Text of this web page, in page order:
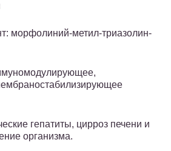
морфолиний-метил-триазолин-
гепатиты, цирроз печени и
организма.